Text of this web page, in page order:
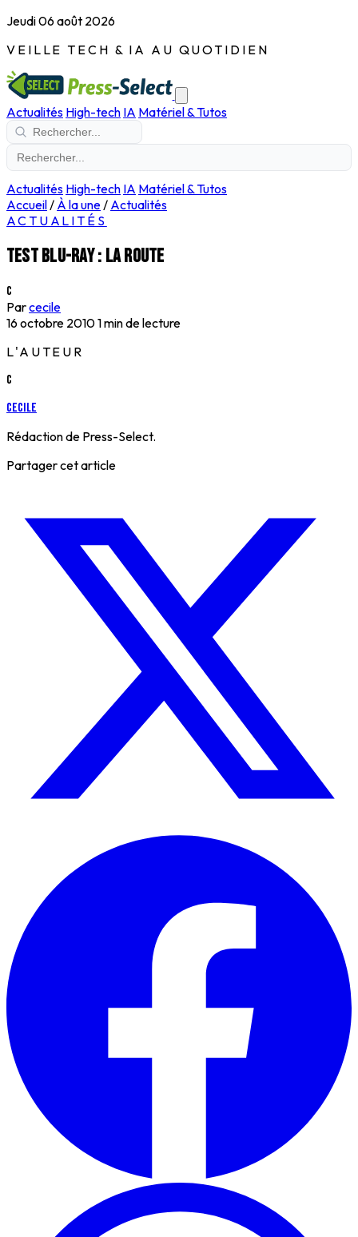
Jeudi 06 août 2026
VEILLE TECH & IA AU QUOTIDIEN
Actualités High-tech IA Matériel & Tutos
Actualités High-tech IA Matériel & Tutos
Accueil/ À la une/ Actualités
ACTUALITÉS
Test blu-ray : La route
C
Parcecile
16 octobre 20101 min de lecture
L'AUTEUR
C
cecile
Rédaction de Press-Select.
Partager cet article